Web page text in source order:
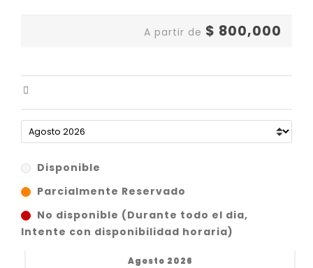
A partir de $ 800,000
Disponible
Parcialmente Reservado
No disponible (Durante todo el dia,
Intente con disponibilidad horaria)
Agosto 2026